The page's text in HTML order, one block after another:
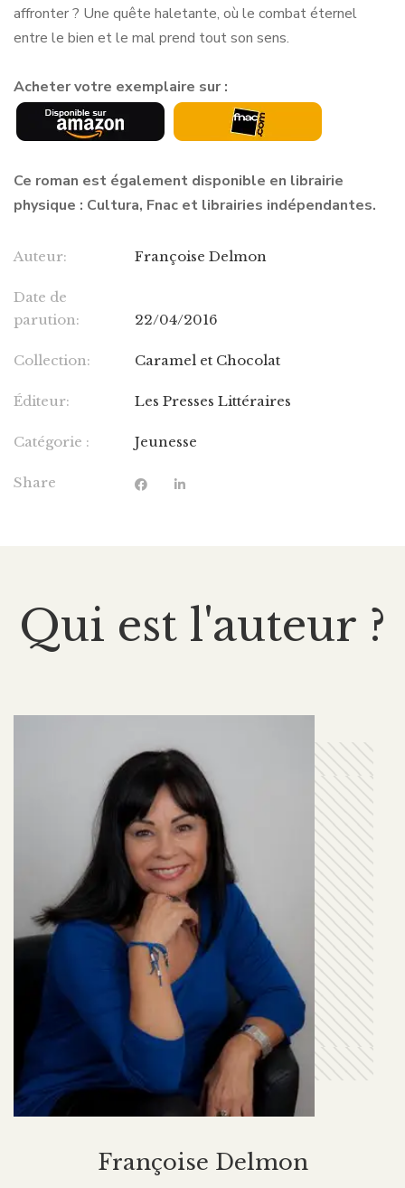
affronter ? Une quête haletante, où le combat éternel
entre le bien et le mal prend tout son sens.
Acheter votre exemplaire sur :
Ce roman est également disponible en librairie
physique : Cultura, Fnac et librairies indépendantes.
Auteur: Françoise Delmon
Date de
parution:
22/04/2016
Collection: Caramel et Chocolat
Éditeur: Les Presses Littéraires
Catégorie : Jeunesse
Share
Qui est l'auteur ?
Françoise Delmon